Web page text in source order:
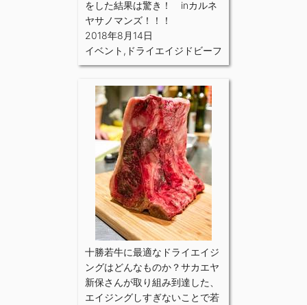
をした結果は驚き！ inカルネ
ヤサノマンズ！！！
2018年8月14日
イベント , ドライエイジドビーフ
十勝若牛に最適なドライエイジ
ングはどんなものか？サカエヤ
新保さんが取り組み到達した、
エイジングしすぎないことで若